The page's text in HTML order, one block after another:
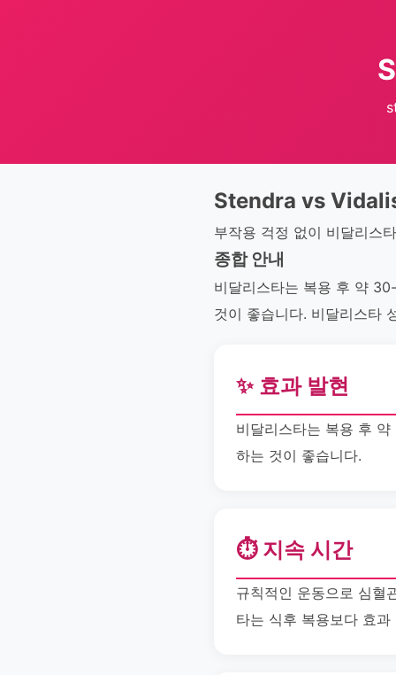
Stendra vs
부작용 걱정 없이 비달리스
종합 안내
비달리스타는 복용 후 약
것이 좋습니다. 비달리스타
✨ 효과 발현
비달리스타는 복용 후
하는 것이 좋습니다.
⏱️ 지속 시간
규칙적인 운동으로 심혈
타는 식후 복용보다 효